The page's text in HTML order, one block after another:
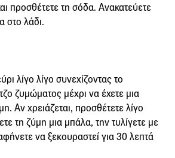
προσθέτετε τη σόδα. Ανακατεύετε
στο λάδι.
λίγο λίγο συνεχίζοντας το
ζυμώματος μέχρι να έχετε μια
Αν χρειάζεται, προσθέτετε λίγο
τη ζύμη μια μπάλα, την τυλίγετε με
να ξεκουραστεί για 30 λεπτά